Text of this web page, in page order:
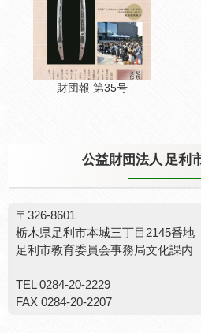
財団報 第35号
公益財団法人 足利
〒326-8601
栃木県足利市本城三丁目2145番地
足利市教育委員会事務局文化課内
TEL 0284-20-2229
FAX 0284-20-2207